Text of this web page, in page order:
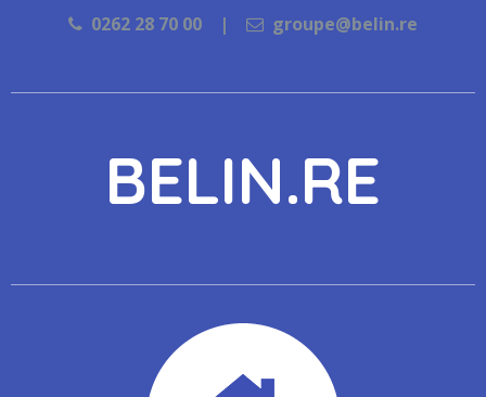
0262 28 70 00 | groupe@belin.re
BELIN.RE